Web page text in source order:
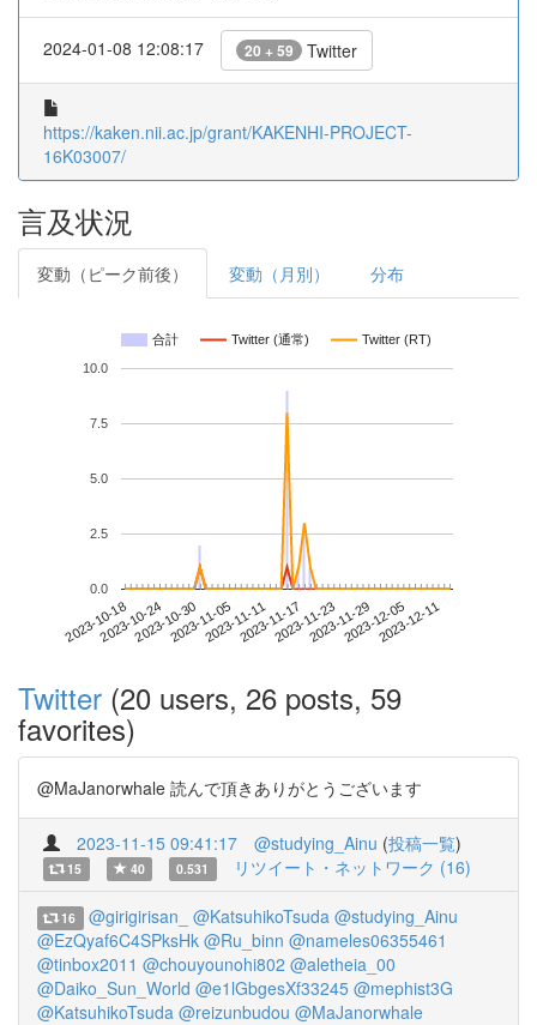
2024-01-08 12:08:17 20 + 59 Twitter
https://kaken.nii.ac.jp/grant/KAKENHI-PROJECT-
16K03007/
言及状況
変動（ピーク前後） 変動（月別） 分布
合計 Twitter (通常) Twitter (RT)
2023-10-182023-10-242023-10-302023-11-052023-11-112023-11-172023-11-232023-11-292023-12-052023-12-11
0.0
2.5
5.0
7.5
10.0
Twitter (20 users, 26 posts, 59
favorites)
@MaJanorwhale 読んで頂きありがとうございます
2023-11-15 09:41:17 @studying_Ainu (投稿一覧)
15 40 0.531 リツイート・ネットワーク (16)
16 @girigirisan_ @KatsuhikoTsuda @studying_Ainu
@EzQyaf6C4SPksHk @Ru_binn @nameles06355461
@tinbox2011 @chouyounohi802 @aletheia_00
@Daiko_Sun_World @e1lGbgesXf33245 @mephist3G
@KatsuhikoTsuda @reizunbudou @MaJanorwhale